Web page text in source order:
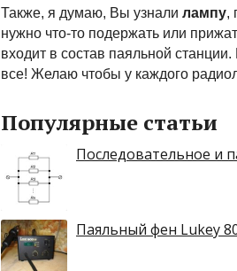
Также, я думаю, Вы узнали лампу,
нужно что-то подержать или
входит в состав паяльной
все! Желаю чтобы у каждого
Популярные статьи
Последовательное и
Паяльный фен Lukey